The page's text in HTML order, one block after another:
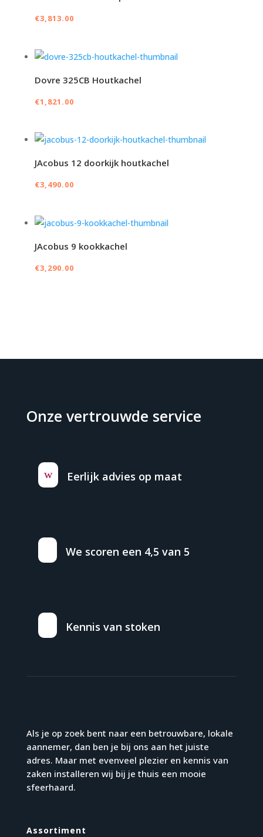
€3,813.00
Dovre 325CB Houtkachel
€1,821.00
JAcobus 12 doorkijk houtkachel
€3,490.00
JAcobus 9 kookkachel
€3,290.00
Onze vertrouwde service
w Eerlijk advies op maat
We scoren een 4,5 van 5
Kennis van stoken
Als je op zoek bent naar een betrouwbare, lokale
aannemer, dan ben je bij ons aan het juiste
adres. Maar met evenveel plezier en kennis van
zaken installeren wij bij je thuis een mooie
sfeerhaard.
Assortiment